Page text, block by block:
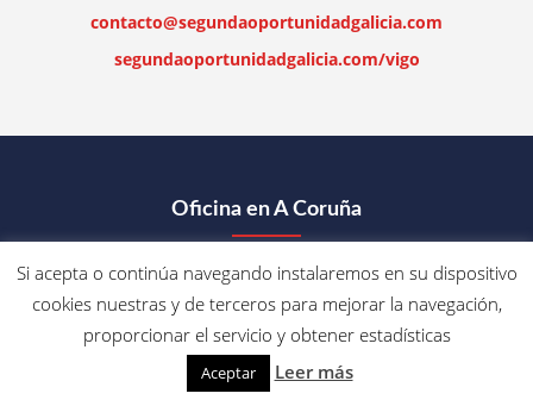
contacto@segundaoportunidadgalicia.com
segundaoportunidadgalicia.com/vigo
Oficina en A Coruña
881 55 62 47
C/ María Puga Cerdido
15009, A Coruña
Galicia, España
Si acepta o continúa navegando instalaremos en su dispositivo
cookies nuestras y de terceros para mejorar la navegación,
proporcionar el servicio y obtener estadísticas
Aceptar Leer más